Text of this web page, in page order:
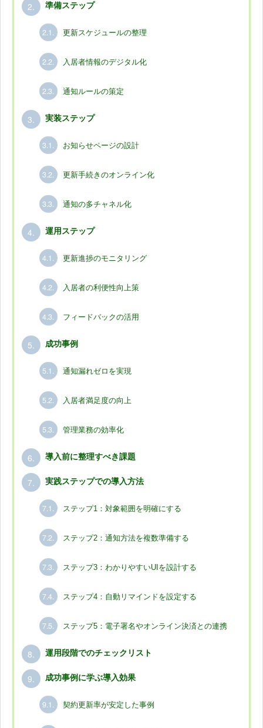
2. 準備ステップ
2.1. 更新スケジュールの整理
2.2. 入居者情報のデジタル化
2.3. 通知ルールの策定
3. 実装ステップ
3.1. お知らせページの設計
3.2. 更新手続きのオンライン化
3.3. 通知の多チャネル化
4. 運用ステップ
4.1. 更新進捗のモニタリング
4.2. 入居者の利便性向上策
4.3. フィードバックの活用
5. 成功事例
5.1. 通知漏れゼロを実現
5.2. 入居者満足度の向上
5.3. 管理業務の効率化
6. 導入前に整理すべき課題
7. 実践ステップでの導入方法
7.1. ステップ1：対象範囲を明確にする
7.2. ステップ2：通知方法を複数準備する
7.3. ステップ3：わかりやすいUIを設計する
7.4. ステップ4：自動リマインドを設定する
7.5. ステップ5：電子署名やオンライン決済との連携
8. 運用段階でのチェックリスト
9. 成功事例に学ぶ導入効果
9.1. 契約更新率が安定した事例